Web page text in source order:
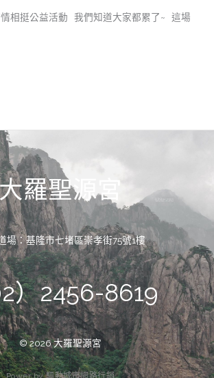
情相挺公益活動 我們知道大家都累了~ 這場
羅聖源宮
場：基隆市七堵區崇孝街75號1樓
）2456-8619
© 2026 大羅聖源宮
Power by 驅動城市網路行銷